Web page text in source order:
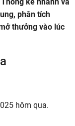
phân tích
thưởng vào lúc
hôm qua.